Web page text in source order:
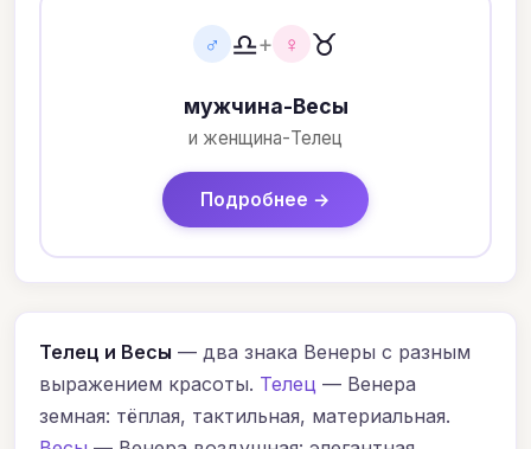
♂ ♎+ ♀ ♉
мужчина-Весы
и женщина-Телец
Подробнее →
Телец и Весы — два знака Венеры с разным
выражением красоты. Телец — Венера
земная: тёплая, тактильная, материальная.